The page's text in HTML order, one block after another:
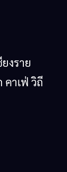
งราย
คาเฟ่ วิถี